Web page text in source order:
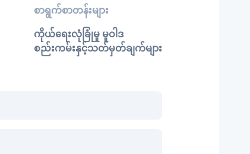
စာရွက်စာတန်းများ
ကိုယ်ရေးလုံခြုံမှု မူဝါဒ
စည်းကမ်းနှင့်သတ်မှတ်ချက်များ